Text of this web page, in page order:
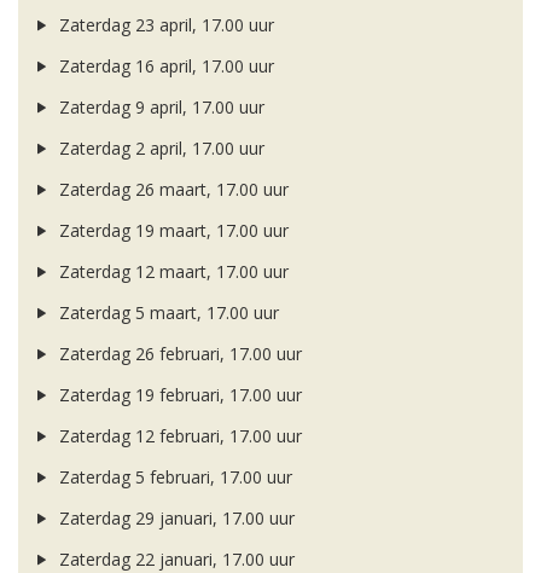
Zaterdag 23 april, 17.00 uur
Zaterdag 16 april, 17.00 uur
Zaterdag 9 april, 17.00 uur
Zaterdag 2 april, 17.00 uur
Zaterdag 26 maart, 17.00 uur
Zaterdag 19 maart, 17.00 uur
Zaterdag 12 maart, 17.00 uur
Zaterdag 5 maart, 17.00 uur
Zaterdag 26 februari, 17.00 uur
Zaterdag 19 februari, 17.00 uur
Zaterdag 12 februari, 17.00 uur
Zaterdag 5 februari, 17.00 uur
Zaterdag 29 januari, 17.00 uur
Zaterdag 22 januari, 17.00 uur